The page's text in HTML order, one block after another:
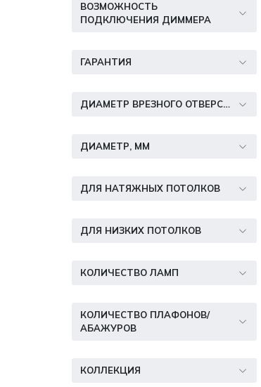
ВОЗМОЖНОСТЬ
ПОДКЛЮЧЕНИЯ ДИММЕРА
ГАРАНТИЯ
ДИАМЕТР ВРЕЗНОГО ОТВЕРСТИЯ, ММ
ДИАМЕТР, ММ
ДЛЯ НАТЯЖНЫХ ПОТОЛКОВ
ДЛЯ НИЗКИХ ПОТОЛКОВ
КОЛИЧЕСТВО ЛАМП
КОЛИЧЕСТВО ПЛАФОНОВ/
АБАЖУРОВ
КОЛЛЕКЦИЯ